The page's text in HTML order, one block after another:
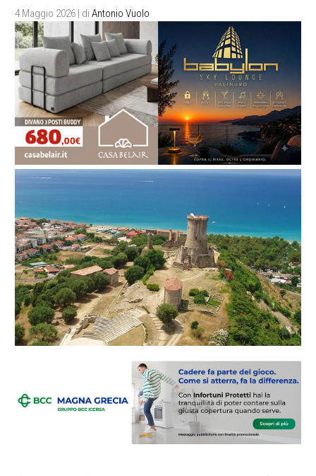
4 Maggio 2026 | di Antonio Vuolo